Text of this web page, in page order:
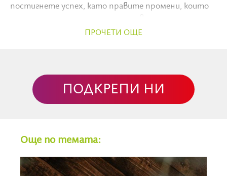
постигнете успех, като правите промени, които
разочарование. Малките действия и практики
Повечето сериозни намерения са свързани с
ограничения и се нуждаят от много воля.
че всъщност не искаме да правим нещата, които
време и усилия. Трудно е да бъдем успешни, когато
ПРОЧЕТИ ОЩЕ
ПОДКРЕПИ НИ
Още по темата: